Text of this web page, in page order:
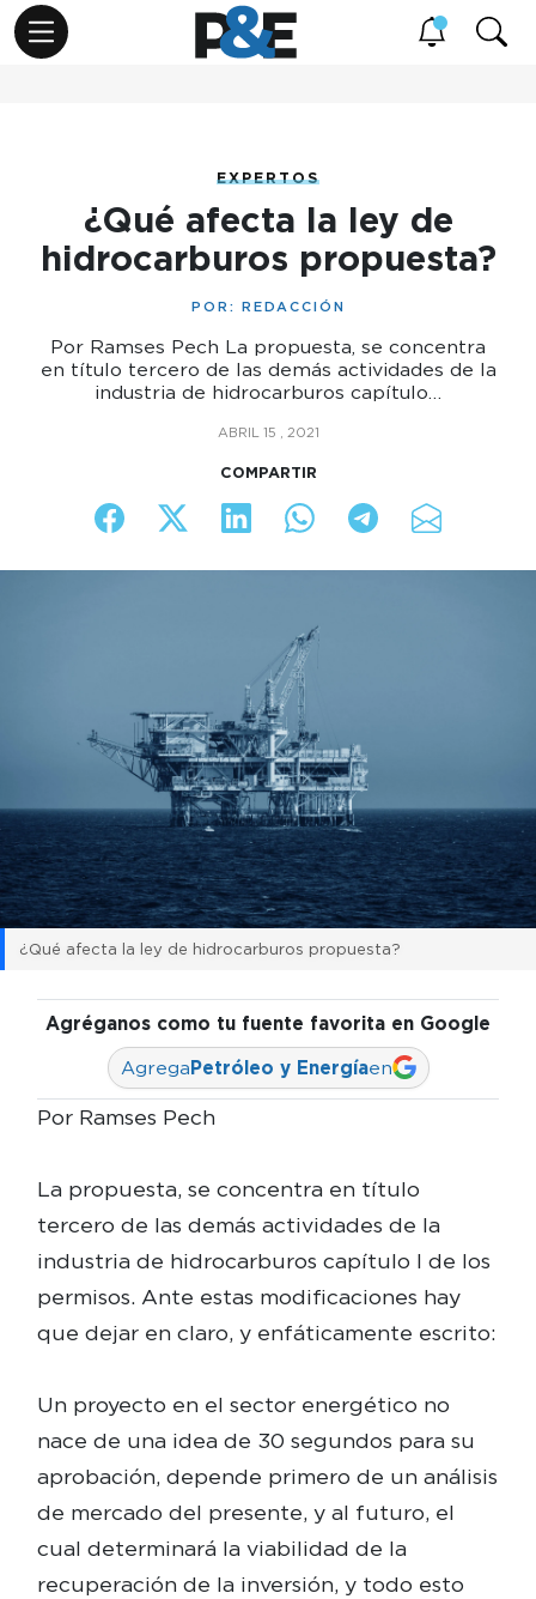
EXPERTOS
¿Qué afecta la ley de
hidrocarburos propuesta?
POR: REDACCIÓN
Por Ramses Pech La propuesta, se concentra
en título tercero de las demás actividades de la
industria de hidrocarburos capítulo…
ABRIL 15 , 2021
COMPARTIR
¿Qué afecta la ley de hidrocarburos propuesta?
Agréganos como tu fuente favorita en Google
AgregaPetróleo y Energíaen
Por Ramses Pech
La propuesta, se concentra en título
tercero de las demás actividades de la
industria de hidrocarburos capítulo I de los
permisos. Ante estas modificaciones hay
que dejar en claro, y enfáticamente escrito:
Un proyecto en el sector energético no
nace de una idea de 30 segundos para su
aprobación, depende primero de un análisis
de mercado del presente, y al futuro, el
cual determinará la viabilidad de la
recuperación de la inversión, y todo esto